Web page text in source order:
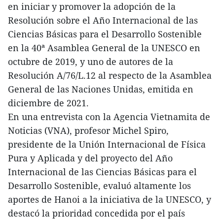
en iniciar y promover la adopción de la
Resolución sobre el Año Internacional de las
Ciencias Básicas para el Desarrollo Sostenible
en la 40ª Asamblea General de la UNESCO en
octubre de 2019, y uno de autores de la
Resolución A/76/L.12 al respecto de la Asamblea
General de las Naciones Unidas, emitida en
diciembre de 2021.
En una entrevista con la Agencia Vietnamita de
Noticias (VNA), profesor Michel Spiro,
presidente de la Unión Internacional de Física
Pura y Aplicada y del proyecto del Año
Internacional de las Ciencias Básicas para el
Desarrollo Sostenible, evaluó altamente los
aportes de Hanoi a la iniciativa de la UNESCO, y
destacó la prioridad concedida por el país